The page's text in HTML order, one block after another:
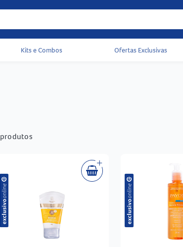
Acessos rápidos do cabeçalho
Kits e Combos Ofertas Exclusivas
produtos